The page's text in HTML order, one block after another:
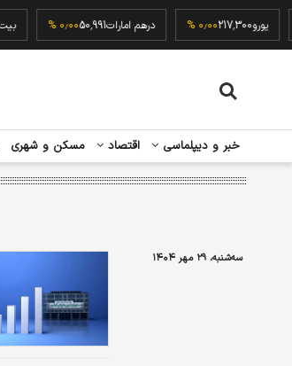
یورو217,300۰٫۰۰ % درهم امارات50,991۰٫۰۰ %
خبر و دیپلماسی اقتصاد مسکن و شهری
سه‌شنبه، ۲۹ مهر ۱۴۰۴